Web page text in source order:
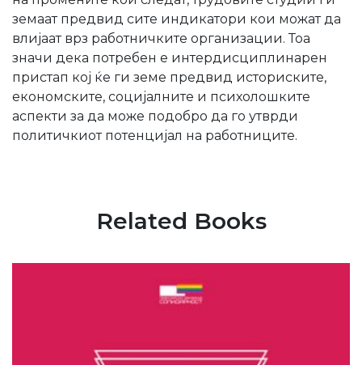
земаат предвид сите индикатори кои можат да
влијаат врз работничките организации. Тоа
значи дека потребен е интердисциплинарен
пристап кој ќе ги земе предвид историските,
економските, социјалните и психолошките
аспекти за да може подобро да го утврди
политичкиот потенцијал на работниците.
Related Books